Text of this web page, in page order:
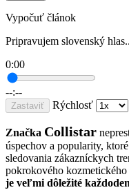
Vypočuť článok
Pripravujem slovenský
0:00
--:--
Zastaviť Rýchlosť
Značka Collistar
úspechov a popularity,
sledovania zákazníckych
pokrokového
je veľmi dôležité